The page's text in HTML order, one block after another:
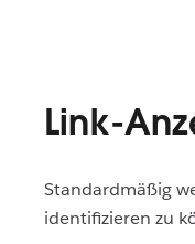
Link-
Standardmäßig
identifizieren zu